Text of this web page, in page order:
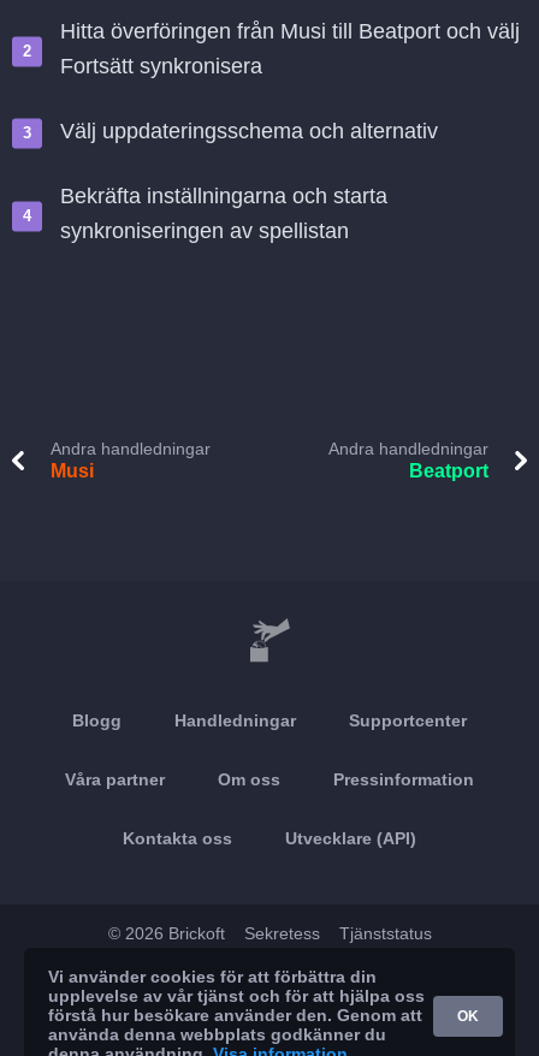
Hitta överföringen från Musi till Beatport och välj
Fortsätt synkronisera
Välj uppdateringsschema och alternativ
Bekräfta inställningarna och starta
synkroniseringen av spellistan
Andra handledningar
Musi
Andra handledningar
Beatport
Blogg Handledningar Supportcenter
Våra partner Om oss Pressinformation
Kontakta oss Utvecklare (API)
© 2026 Brickoft Sekretess Tjänststatus
App Store Google Play
Vi använder cookies för att förbättra din
upplevelse av vår tjänst och för att hjälpa oss
förstå hur besökare använder den. Genom att
använda denna webbplats godkänner du
OK